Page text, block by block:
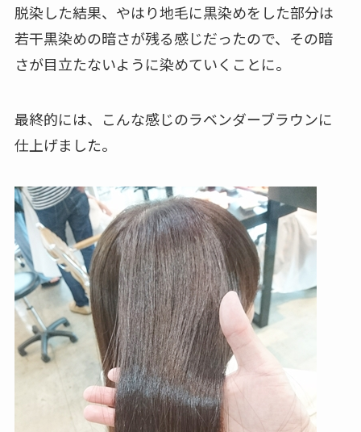
脱染した結果、やはり地毛に黒染めをした部分は
若干黒染めの暗さが残る感じだったので、その暗
さが目立たないように染めていくことに。
最終的には、こんな感じのラベンダーブラウンに
仕上げました。